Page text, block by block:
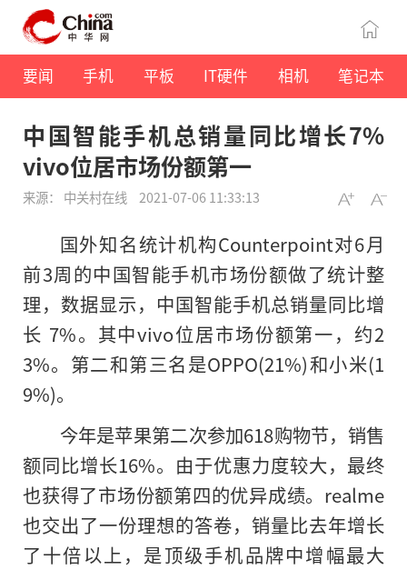
要闻 手机 平板 IT硬件 相机 笔记本
中国智能手机总销量同比增长7%
vivo位居市场份额第一
来源： 中关村在线 2021-07-06 11:33:13
国外知名统计机构Counterpoint对6月
前3周的中国智能手机市场份额做了统计整
理，数据显示，中国智能手机总销量同比增
长 7%。其中vivo位居市场份额第一，约2
3%。第二和第三名是OPPO(21%)和小米(1
9%)。
今年是苹果第二次参加618购物节，销售
额同比增长16%。由于优惠力度较大，最终
也获得了市场份额第四的优异成绩。realme
也交出了一份理想的答卷，销量比去年增长
了十倍以上，是顶级手机品牌中增幅最大